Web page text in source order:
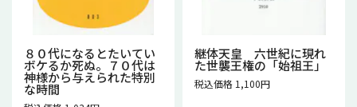
８０代になるとたいてい
ボケるか死ぬ。７０代は
神様から与えられた特別
な時間
継体天皇 六世紀に現れ
た世襲王権の「始祖王」
税込価格 1,100円